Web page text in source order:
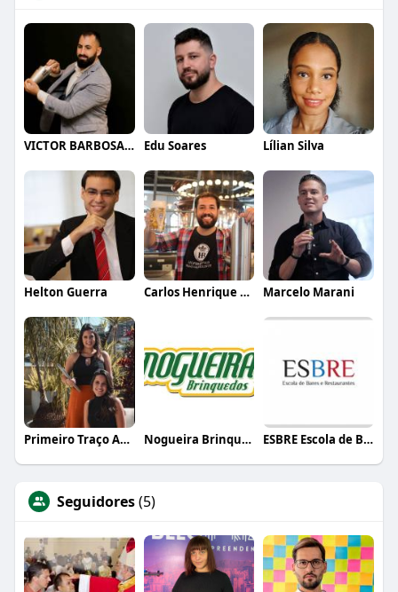
VICTOR BARBOSA QUARANTA Edu Soares Lílian Silva
Helton Guerra Carlos Henrique de Faria Vasconcelos Marcelo Marani
Primeiro Traço Arquitetura Nogueira Brinquedos ESBRE Escola de Bares e Restaurantes
Seguidores(5)